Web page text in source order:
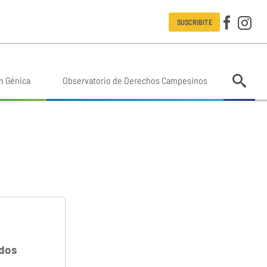
SUSCRIBITE
Génica Observatorio de Derechos Campesinos